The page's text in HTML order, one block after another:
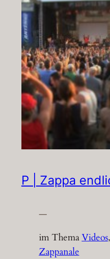
P | Zappa
—
im ThemaVideos
Zappanale